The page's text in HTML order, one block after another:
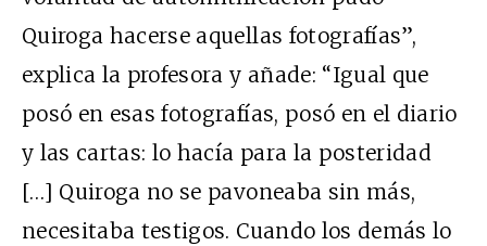
Quiroga hacerse aquellas fotografías”,
explica la profesora y añade: “Igual que
posó en esas fotografías, posó en el diario
y las cartas: lo hacía para la posteridad
[…] Quiroga no se pavoneaba sin más,
necesitaba testigos. Cuando los demás lo